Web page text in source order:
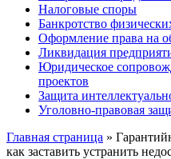
Налоговые споры
Банкротство
Оформление права на
Ликвидация
Юридическое
проектов
Защита
Уголовно-правовая
Главная страница »
как заставить устранить